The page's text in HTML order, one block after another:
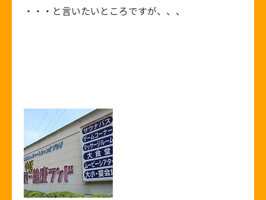
・・・と言いたいところですが、、、